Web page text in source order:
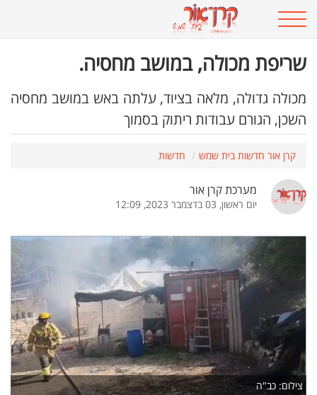
שריפת מכולה, במושב מחסיה.
מכולה גדולה, מלאה בציוד, עלתה באש במושב מחסיה
השכן, הגורם עבודות ריתוק בסמוך
קרן אור חדשות בית שמש חדשות
מערכת קרן אור
יום ראשון, 03 בדצמבר 2023, 12:09
צילום: כב"ה